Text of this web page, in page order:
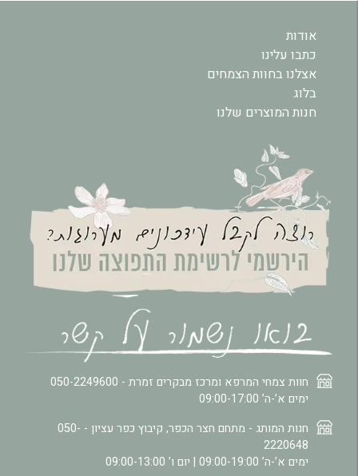
חוות צמחי המרפא ומרכז מבקרים זמרת - 050-2249600
ימים א’-ה’ 09:00-17:00
חנות המותג - מתחם חצר הכפר, קיבוץ כפר עציון - 050-
2220648
ימים א’-ה’ 09:00-19:00 | יום ו’ 09:00-13:00
אודות
כתבו עלינו
אצלנו בחוות הצמחים
בלוג
חנות המוצרים שלנו